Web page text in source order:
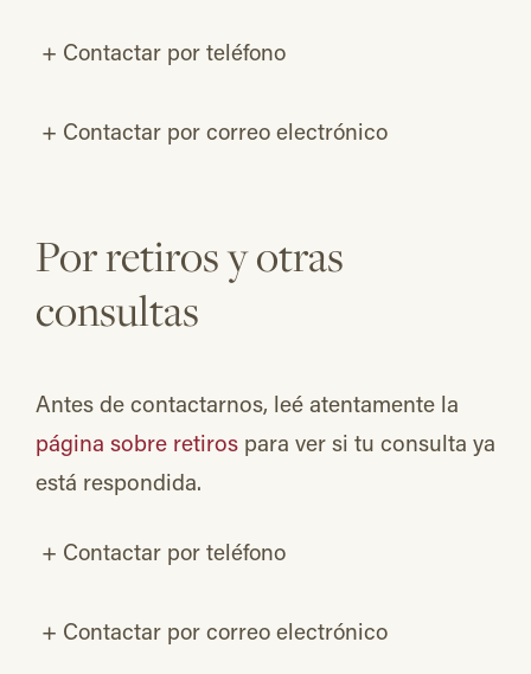
+ Contactar por teléfono
+ Contactar por correo electrónico
Por retiros y otras
consultas
Antes de contactarnos, leé atentamente la
página sobre retiros para ver si tu consulta ya
está respondida.
+ Contactar por teléfono
+ Contactar por correo electrónico